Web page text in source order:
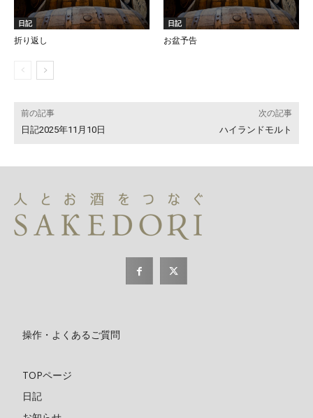
日記
折り返し
日記
お盆予告
前の記事
日記2025年11月10日
次の記事
ハイランドモルト
操作・よくあるご質問
TOPページ
日記